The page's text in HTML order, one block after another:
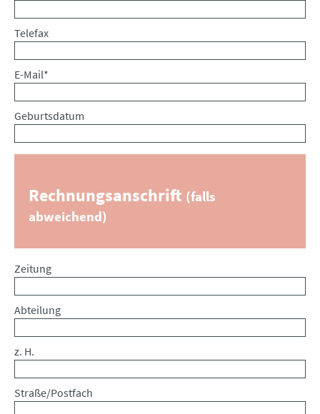
Telefax
Pflichtfeld
E-Mail*
Geburtsdatum
Rechnungsanschrift (falls
abweichend)
Zeitung
Abteilung
z. H.
Straße/Postfach